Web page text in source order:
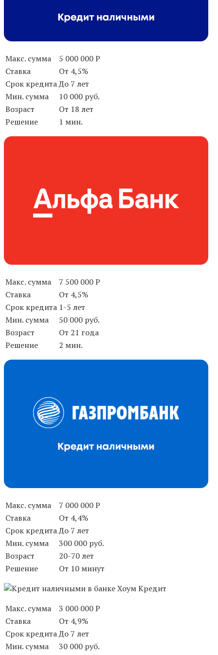
Макс. сумма
5 000 000 Р
Ставка
От 4,5%
Срок кредитаДо 7 лет
Мин. сумма
10 000 руб.
Возраст
От 18 лет
Решение
1 мин.
Макс. сумма
7 500 000 Р
Ставка
От 4,5%
Срок кредита 1-5 лет
Мин. сумма
50 000 руб.
Возраст
От 21 года
Решение
2 мин.
Макс. сумма
7 000 000 Р
Ставка
От 4,4%
Срок кредитаДо 7 лет
Мин. сумма
300 000 руб.
Возраст
20-70 лет
Решение
От 10 минут
Макс. сумма
3 000 000 Р
Ставка
От 4,9%
Срок кредитаДо 7 лет
Мин. сумма
30 000 руб.